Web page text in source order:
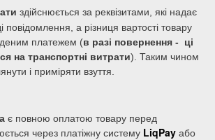
здійснюється за реквізитами, які надає
повідомлення, а різниця вартості товару
платежем (в разі повернення - ці
на транспортні витрати). Таким чином
і приміряти взуття.
є повною оплатою товару перед
через платіжну систему LiqPay або